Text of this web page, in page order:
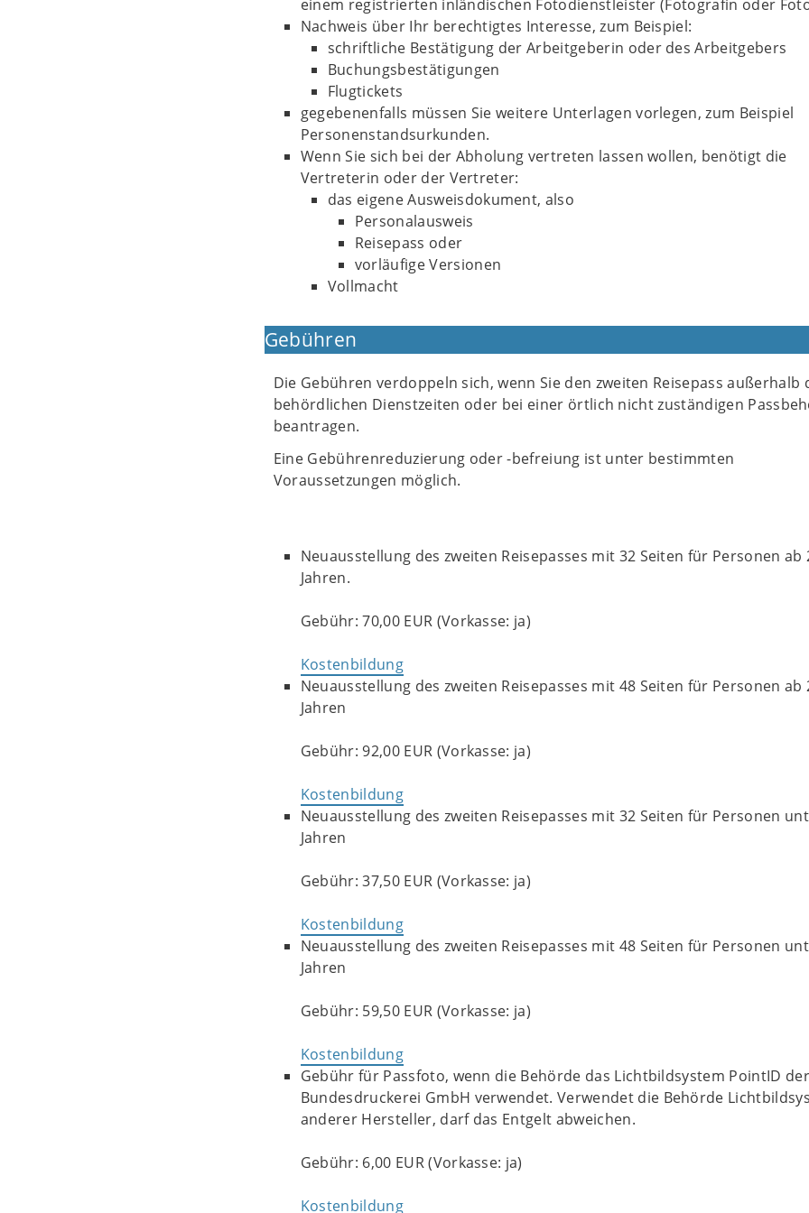
einem registrierten inländischen Fotodienstleister (Fotografin oder
Nachweis über Ihr berechtigtes Interesse, zum Beispiel:
schriftliche Bestätigung der Arbeitgeberin oder des Arbeitgebers
Buchungsbestätigungen
Flugtickets
gegebenenfalls müssen Sie weitere Unterlagen vorlegen, zum Beispiel
Personenstandsurkunden.
Wenn Sie sich bei der Abholung vertreten lassen wollen, benötigt die
Vertreterin oder der Vertreter:
das eigene Ausweisdokument, also
Personalausweis
Reisepass oder
vorläufige Versionen
Vollmacht
Gebühren
Die Gebühren verdoppeln sich, wenn Sie den zweiten Reisepass außerhalb
behördlichen Dienstzeiten oder bei einer örtlich nicht zuständigen
beantragen.
Eine Gebührenreduzierung oder -befreiung ist unter bestimmten
Voraussetzungen möglich.
Neuausstellung des zweiten Reisepasses mit 32 Seiten für Personen ab
Jahren.
Gebühr: 70,00 EUR (Vorkasse: ja)
Kostenbildung
Neuausstellung des zweiten Reisepasses mit 48 Seiten für Personen ab
Jahren
Gebühr: 92,00 EUR (Vorkasse: ja)
Kostenbildung
Neuausstellung des zweiten Reisepasses mit 32 Seiten für Personen
Jahren
Gebühr: 37,50 EUR (Vorkasse: ja)
Kostenbildung
Neuausstellung des zweiten Reisepasses mit 48 Seiten für Personen
Jahren
Gebühr: 59,50 EUR (Vorkasse: ja)
Kostenbildung
Gebühr für Passfoto, wenn die Behörde das Lichtbildsystem PointID der
Bundesdruckerei GmbH verwendet. Verwendet die Behörde
anderer Hersteller, darf das Entgelt abweichen.
Gebühr: 6,00 EUR (Vorkasse: ja)
Kostenbildung